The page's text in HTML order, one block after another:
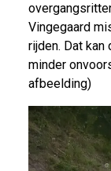
Vingegaard
rijden. Dat kan
minder
afbeelding)